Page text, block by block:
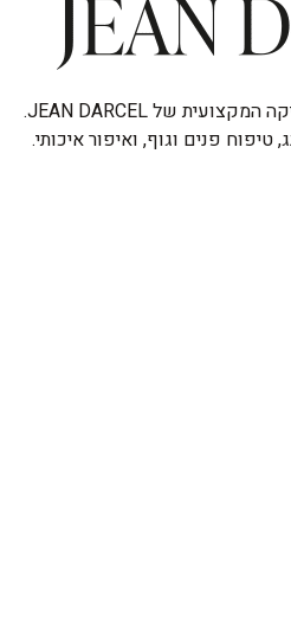
גלו את מוצרי הטיפוח והקוסמטיקה המקצועית של JEAN DARCEL.
טיפוח פנים וגוף, ואיפור איכותי.